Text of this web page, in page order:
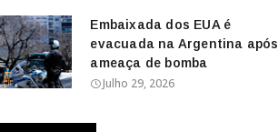
Embaixada dos EUA é
evacuada na Argentina após
ameaça de bomba
Julho 29, 2026